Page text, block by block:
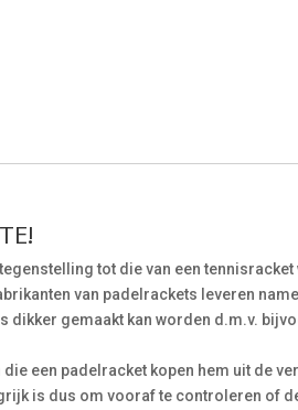
tot die van een tennisracket
van padelrackets leveren
dikker gemaakt kan worden d.m.v.
een padelracket kopen hem uit de
is dus om vooraf te controleren of